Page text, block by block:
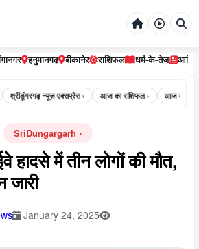
हनुमानगढ़ बीकानेर राशिफल धर्म-के-तेज
श्रीडूंगरगढ़ न्यूज़ एक्सप्रेस › आज का राशिफल › आज का पंचांग ›
SriDungargarh
हादसे में तीन लोगों की मौत,
जारी
January 24, 2025